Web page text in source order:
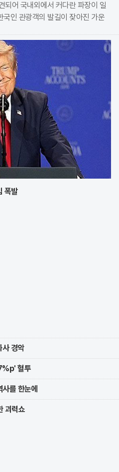
되어 국내외에서 커다란 파장이 일
인 관광객의 발길이 잦아진 가운
호 구역 내에서
폭발
경악
혈투
를 한눈에
괴력쇼